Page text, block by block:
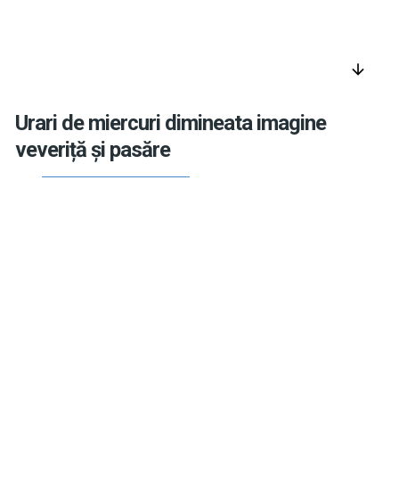
arrow_downward
Urari de miercuri dimineata imagine
veveriță și pasăre